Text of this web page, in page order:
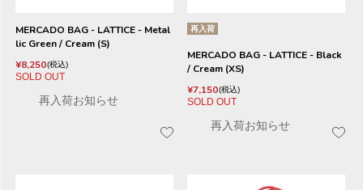
MERCADO BAG - LATTICE - Metal
lic Green / Cream (S)
¥8,250 税込
SOLD OUT
再入荷お知らせ
再入荷
MERCADO BAG - LATTICE - Black
/ Cream (XS)
¥7,150 税込
SOLD OUT
再入荷お知らせ